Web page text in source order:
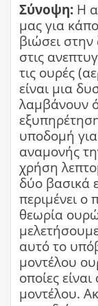
Σύνοψη: Η
μας για
βιώσει στην
στις
τις ουρές
είναι μια
λαμβάνουν
υποδομή
αναμονής
χρήση
δύο βασικά
περιμένει
θεωρία
αυτό το
μοντέλου
οποίες
μοντέλου.